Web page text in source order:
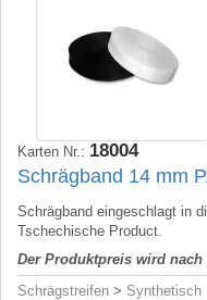
Karten Nr.: 18004
Schrägband 14 mm
Schrägband eingeschlagt in
Tschechische Product.
Der Produktpreis wird
Schrägstreifen > Synthetisch